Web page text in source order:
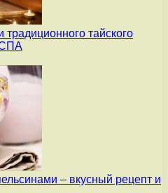
традиционного тайского
СПА
– вкусный рецепт и